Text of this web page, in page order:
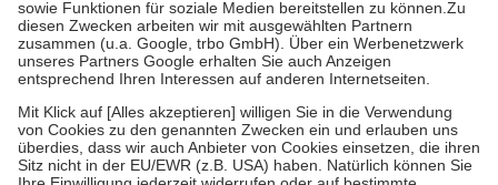
33,99 €
sofort lieferbar
In den Warenkorb